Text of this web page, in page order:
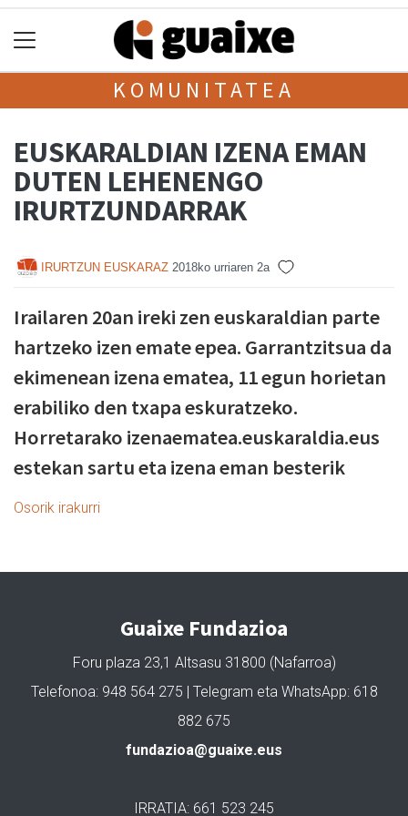
KOMUNITATEA
EUSKARALDIAN IZENA EMAN
DUTEN LEHENENGO
IRURTZUNDARRAK
IRURTZUN EUSKARAZ 2018ko urriaren 2a
Irailaren 20an ireki zen euskaraldian parte
hartzeko izen emate epea. Garrantzitsua da
ekimenean izena ematea, 11 egun horietan
erabiliko den txapa eskuratzeko.
Horretarako izenaematea.euskaraldia.eus
estekan sartu eta izena eman besterik
Osorik irakurri
Guaixe Fundazioa
Foru plaza 23,1 Altsasu 31800 (Nafarroa)
Telefonoa: 948 564 275 | Telegram eta WhatsApp: 618
882 675
fundazioa@guaixe.eus
IRRATIA: 661 523 245